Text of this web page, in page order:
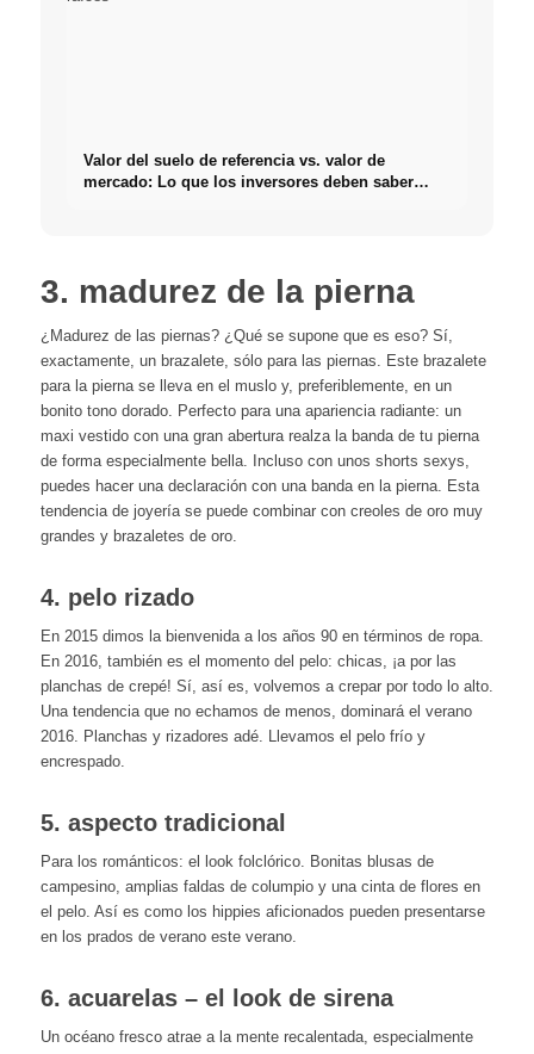
Valor del suelo de referencia vs. valor de
mercado: Lo que los inversores deben saber
3. madurez de la pierna
¿Madurez de las piernas? ¿Qué se supone que es eso? Sí,
exactamente, un brazalete, sólo para las piernas. Este brazalete
para la pierna se lleva en el muslo y, preferiblemente, en un
bonito tono dorado. Perfecto para una apariencia radiante: un
maxi vestido con una gran abertura realza la banda de tu pierna
de forma especialmente bella. Incluso con unos shorts sexys,
puedes hacer una declaración con una banda en la pierna. Esta
tendencia de joyería se puede combinar con creoles de oro muy
grandes y brazaletes de oro.
4. pelo rizado
En 2015 dimos la bienvenida a los años 90 en términos de ropa.
En 2016, también es el momento del pelo: chicas, ¡a por las
planchas de crepé! Sí, así es, volvemos a crepar por todo lo alto.
Una tendencia que no echamos de menos, dominará el verano
2016. Planchas y rizadores adé. Llevamos el pelo frío y
encrespado.
5. aspecto tradicional
Para los románticos: el look folclórico. Bonitas blusas de
campesino, amplias faldas de columpio y una cinta de flores en
el pelo. Así es como los hippies aficionados pueden presentarse
en los prados de verano este verano.
6. acuarelas – el look de sirena
Un océano fresco atrae a la mente recalentada, especialmente